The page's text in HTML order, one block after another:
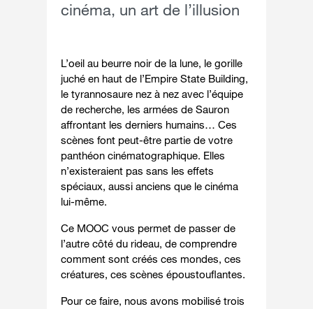
cinéma, un art de l’illusion
L’oeil au beurre noir de la lune, le gorille
juché en haut de l’Empire State Building,
le tyrannosaure nez à nez avec l’équipe
de recherche, les armées de Sauron
affrontant les derniers humains… Ces
scènes font peut-être partie de votre
panthéon cinématographique. Elles
n’existeraient pas sans les effets
spéciaux, aussi anciens que le cinéma
lui-même.
Ce MOOC vous permet de passer de
l’autre côté du rideau, de comprendre
comment sont créés ces mondes, ces
créatures, ces scènes époustouflantes.
Pour ce faire, nous avons mobilisé trois